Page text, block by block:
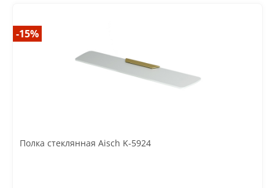
-15%
Полка стеклянная Aisch K-5924